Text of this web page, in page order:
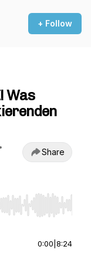
+ Follow
Was
•
Share
End to jump to
0:00 8:24